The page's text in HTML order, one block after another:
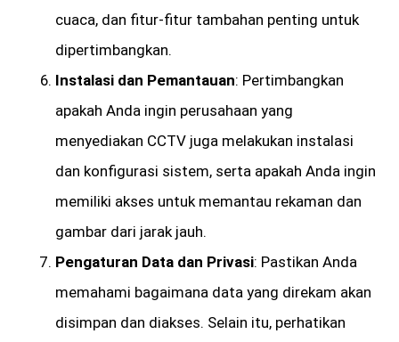
cuaca, dan fitur-fitur tambahan penting untuk
dipertimbangkan.
Instalasi dan Pemantauan: Pertimbangkan
apakah Anda ingin perusahaan yang
menyediakan CCTV juga melakukan instalasi
dan konfigurasi sistem, serta apakah Anda ingin
memiliki akses untuk memantau rekaman dan
gambar dari jarak jauh.
Pengaturan Data dan Privasi: Pastikan Anda
memahami bagaimana data yang direkam akan
disimpan dan diakses. Selain itu, perhatikan